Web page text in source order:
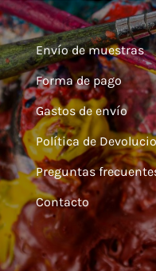
Envío de muestras
Forma de pago
Gastos de envío
Política de
Preguntas
Contacto